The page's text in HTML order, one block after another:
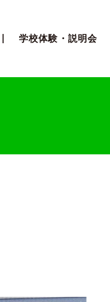
学校体験・説明会